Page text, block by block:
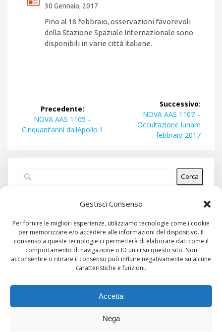
Gestisci Consenso
Per fornire le migliori esperienze, utilizziamo tecnologie come i cookie
per memorizzare e/o accedere alle informazioni del dispositivo. Il
consenso a queste tecnologie ci permetterà di elaborare dati come il
comportamento di navigazione o ID unici su questo sito. Non
acconsentire o ritirare il consenso può influire negativamente su alcune
caratteristiche e funzioni.
Accetta
Nega
30 Gennaio, 2017
Fino al 18 febbraio, osservazioni favorevoli
della Stazione Spaziale Internazionale sono
disponibili in varie città italiane.
articoliPrecedente:
Articolo
precedente:
NOVA AAS 1105 –
Cinquant’anni dallApollo 1
Successivo:
Articolo
successivo:
NOVA AAS 1107 –
Occultazione lunare
febbraio 2017
Cerca
Articoli recenti
Commenti recenti
Nessun commento da mostrare.
Nessun archivio da mostrare.
Categorie